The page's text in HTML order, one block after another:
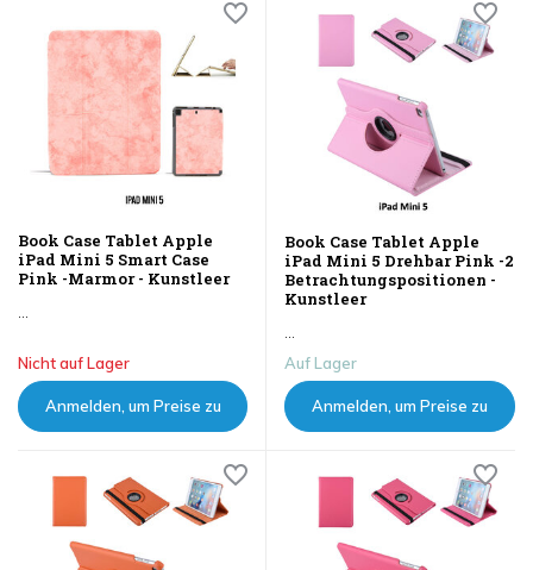
Book Case Tablet Apple
iPad Mini 5 Smart Case
Pink -Marmor - Kunstleer
Nicht auf Lager
Anmelden, um Preise zu
Book Case Tablet Apple
iPad Mini 5 Drehbar Pink -2
Betrachtungspositionen -
Kunstleer
Auf Lager
Anmelden, um Preise zu